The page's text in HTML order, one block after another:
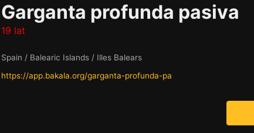
Garganta profunda pasiva
19 lat
Spain / Balearic Islands / Illes Balears
https://app.bakala.org/garganta-profunda-pa